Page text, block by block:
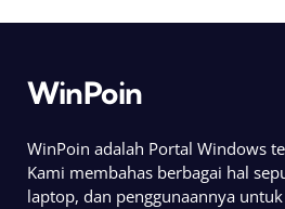
WinPoin
WinPoin adalah Portal Windows
Kami membahas berbagai hal
laptop, dan penggunaannya